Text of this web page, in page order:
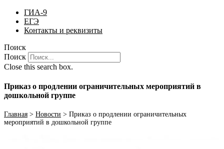
ГИА-9
ЕГЭ
Контакты и реквизиты
Поиск
Поиск
Close this search box.
Приказ о продлении ограничительных мероприятий в
дошкольной группе
Главная > Новости > Приказ о продлении ограничительных
мероприятий в дошкольной группе